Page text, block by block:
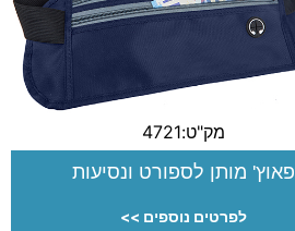
מק"ט:4721
פאוץ' מותן לספורט ונסיעות
לפרטים נוספים >>